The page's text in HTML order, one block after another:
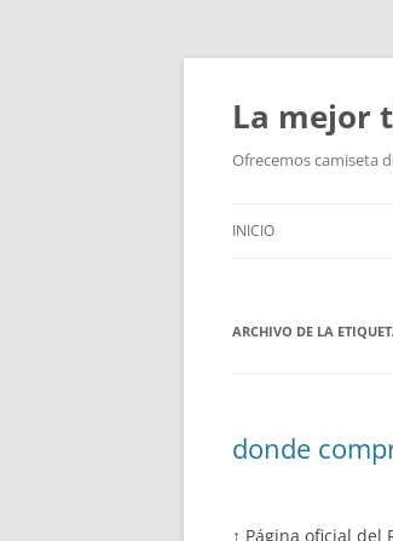
La mejor
Ofrecemos camiseta
INICIO
ARCHIVO DE LA
donde
↑ Página oficial del